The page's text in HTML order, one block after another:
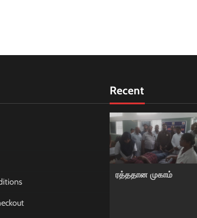
Recent
ரத்ததான முகாம்